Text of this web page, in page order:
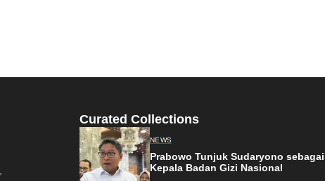
Curated Collections
NEWS
Prabowo Tunjuk Sudaryono sebagai
Kepala Badan Gizi Nasional